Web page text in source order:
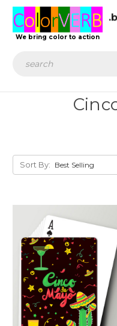
We bring color to action
Sort By: